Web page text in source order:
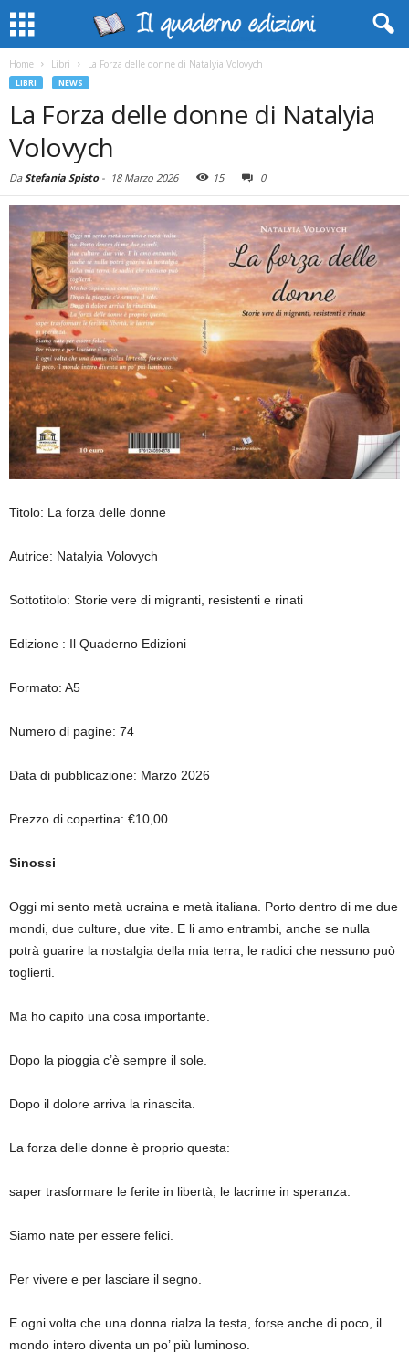
Home Libri La Forza delle donne di Natalyia Volovych
LIBRI NEWS
La Forza delle donne di Natalyia
Volovych
DaStefania Spisto- 18 Marzo 2026 15 0
Titolo: La forza delle donne
Autrice: Natalyia Volovych
Sottotitolo: Storie vere di migranti, resistenti e rinati
Edizione : Il Quaderno Edizioni
Formato: A5
Numero di pagine: 74
Data di pubblicazione: Marzo 2026
Prezzo di copertina: €10,00
Sinossi
Oggi mi sento metà ucraina e metà italiana. Porto dentro di me due
mondi, due culture, due vite. E li amo entrambi, anche se nulla
potrà guarire la nostalgia della mia terra, le radici che nessuno può
toglierti.
Ma ho capito una cosa importante.
Dopo la pioggia c’è sempre il sole.
Dopo il dolore arriva la rinascita.
La forza delle donne è proprio questa:
saper trasformare le ferite in libertà, le lacrime in speranza.
Siamo nate per essere felici.
Per vivere e per lasciare il segno.
E ogni volta che una donna rialza la testa, forse anche di poco, il
mondo intero diventa un po’ più luminoso.